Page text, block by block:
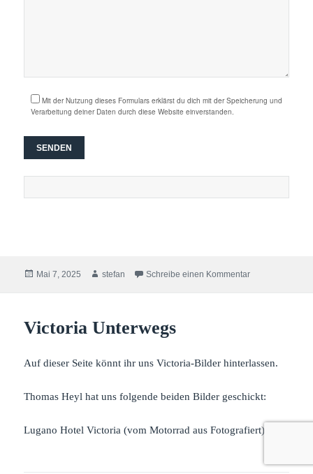
Mit der Nutzung dieses Formulars erklärst du dich mit der Speicherung und
Verarbeitung deiner Daten durch diese Website einverstanden.
Veröffentlicht
Mai 7, 2025 Autor
stefan Schreibe einen Kommentarzu Victoria
Victoria Unterwegs
Auf dieser Seite könnt ihr uns Victoria-Bilder hinterlassen.
Thomas Heyl hat uns folgende beiden Bilder geschickt:
Lugano Hotel Victoria (vom Motorrad aus Fotografiert)